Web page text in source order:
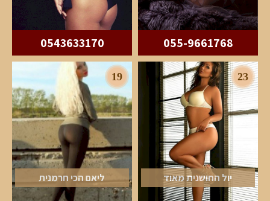
055-9661768
0543633170
23
יול החושנית מאוד
19
ליאם הכי חרמנית